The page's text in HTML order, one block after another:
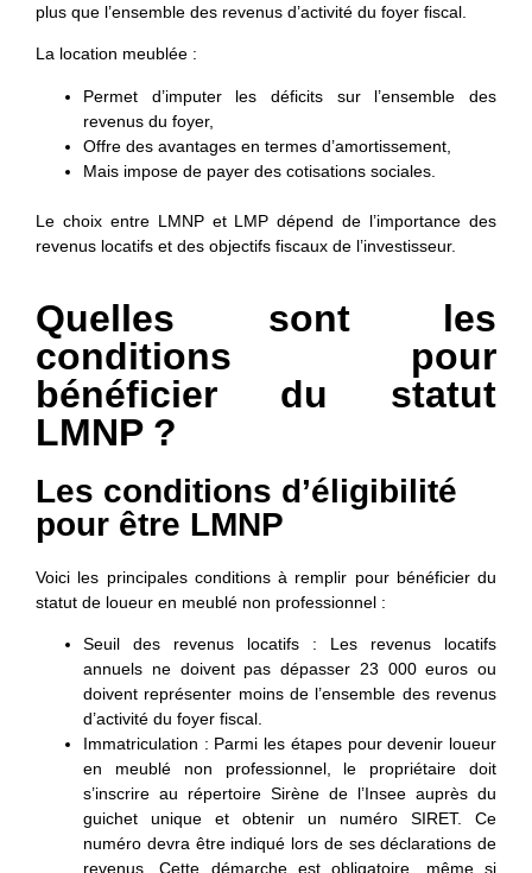
plus que l’ensemble des revenus d’activité du foyer fiscal.
La location meublée :
Permet d’imputer les déficits sur l’ensemble des
revenus du foyer,
Offre des avantages en termes d’amortissement
Mais impose de payer des cotisations sociales
Le choix entre LMNP et LMP dépend de l’importance des
revenus locatifs et des objectifs fiscaux de l’investisseur.
Quelles sont les
conditions pour
bénéficier du statut
LMNP ?
Les conditions d’éligibilité
pour être LMNP
Voici les principales conditions à remplir pour bénéficier du
statut de loueur en meublé non professionnel :
Seuil des revenus locatifs : Les revenus locatifs
annuels ne doivent pas dépasser 23 000 euros ou
doivent représenter moins de l’ensemble des revenus
d’activité du foyer fiscal.
Immatriculation : Parmi les étapes pour devenir loueur
en meublé non professionnel, le propriétaire doit
s’inscrire au répertoire Sirène de l’Insee auprès du
guichet unique et obtenir un numéro SIRET. Ce
numéro devra être indiqué lors de ses déclarations de
revenus. Cette démarche est obligatoire, même si